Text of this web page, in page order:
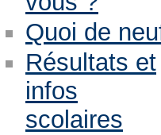
Quoi de
Résultats et
infos
scolaires